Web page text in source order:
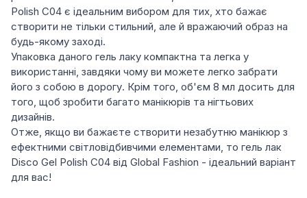
Polish C04 є ідеальним вибором для тих, хто бажає
створити не тільки стильний, але й вражаючий образ на
будь-якому заході.
Упаковка даного гель лаку компактна та легка у
використанні, завдяки чому ви можете легко забрати
його з собою в дорогу. Крім того, об'єм 8 мл досить для
того, щоб зробити багато манікюрів та нігтьових
дизайнів.
Отже, якщо ви бажаєте створити незабутню манікюр з
ефектними світловідбивчими елементами, то гель лак
Disco Gel Polish C04 від Global Fashion - ідеальний варіант
для вас!